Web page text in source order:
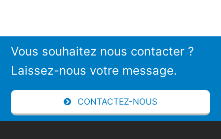
Vous souhaitez nous contacter ?
Laissez-nous votre message.
CONTACTEZ-NOUS